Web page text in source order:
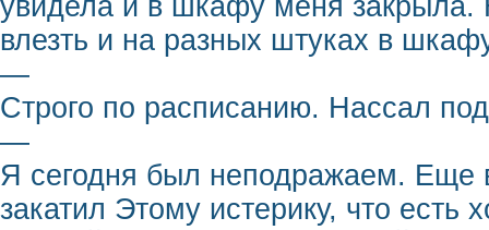
увидела и в шкафу меня закрыла.
влезть и на разных штуках в
—
Строго по расписанию. Нассал
—
Я сегодня был неподражаем. Еще
закатил Этому истерику, что есть